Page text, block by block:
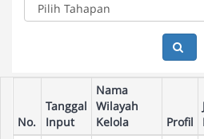
No.
Tanggal
Input
Nama
Wilayah
Kelola
Profil